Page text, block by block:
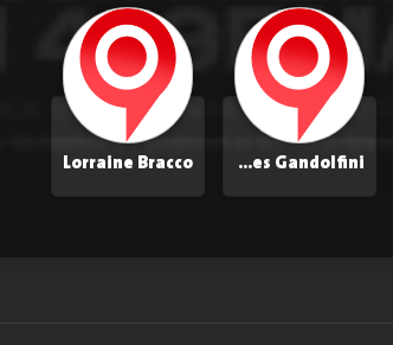
James Gandolfini
Lorraine Bracco